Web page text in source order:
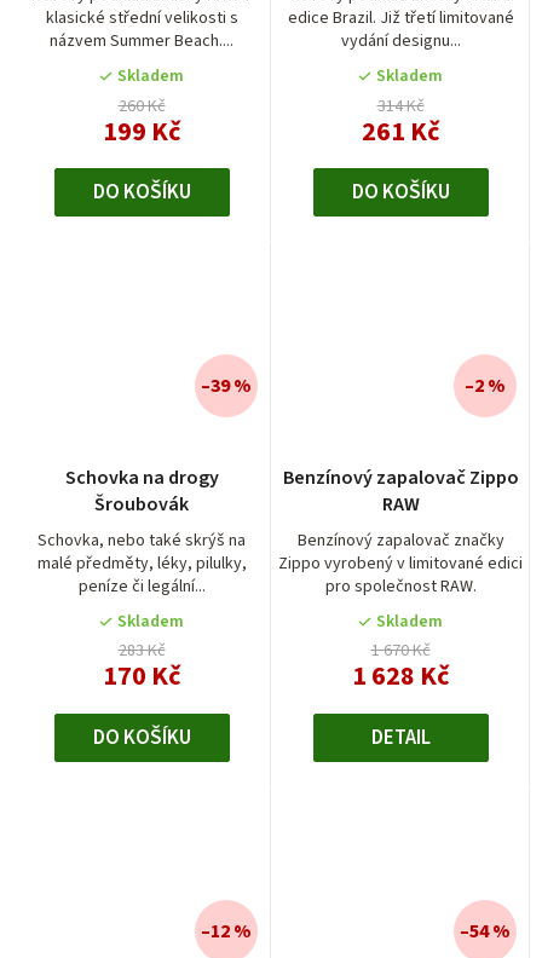
klasické střední velikosti s
názvem Summer Beach....
Skladem
260 Kč
199 Kč
DO KOŠÍKU
edice Brazil. Již třetí limitované
vydání designu...
Skladem
314 Kč
261 Kč
DO KOŠÍKU
Schovka na drogy
Šroubovák
Schovka, nebo také skrýš na
malé předměty, léky, pilulky,
peníze či legální...
Skladem
283 Kč
170 Kč
–39 %
DO KOŠÍKU
Benzínový zapalovač Zippo
RAW
Benzínový zapalovač značky
Zippo vyrobený v limitované edici
pro společnost RAW.
Skladem
1 670 Kč
1 628 Kč
–2 %
DETAIL
–12 % –54 %